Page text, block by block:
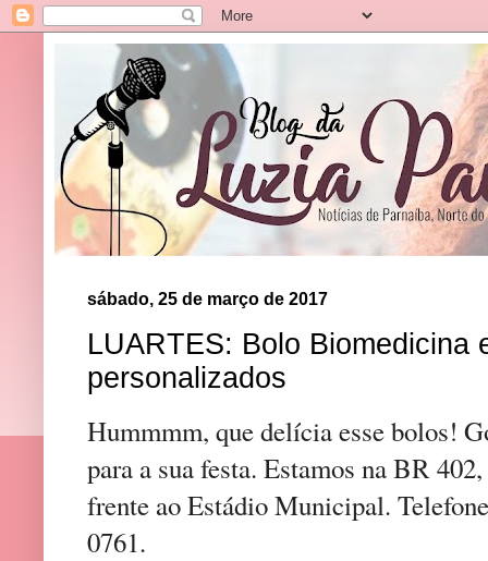
sábado, 25 de março de 2017
LUARTES: Bolo Biomedicina
personalizados
Hummmm, que delícia esse bolos!
para a sua festa. Estamos na BR
frente ao Estádio Municipal.
0761.